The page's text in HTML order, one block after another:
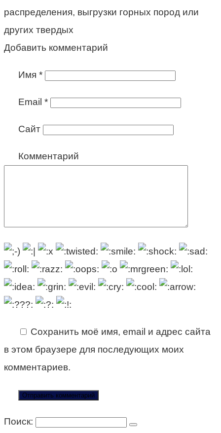
распределения, выгрузки горных пород или
других твердых
Добавить комментарий
Имя *
Email *
Сайт
Комментарий
Сохранить моё имя, email и адрес сайта
в этом браузере для последующих моих
комментариев.
Поиск: